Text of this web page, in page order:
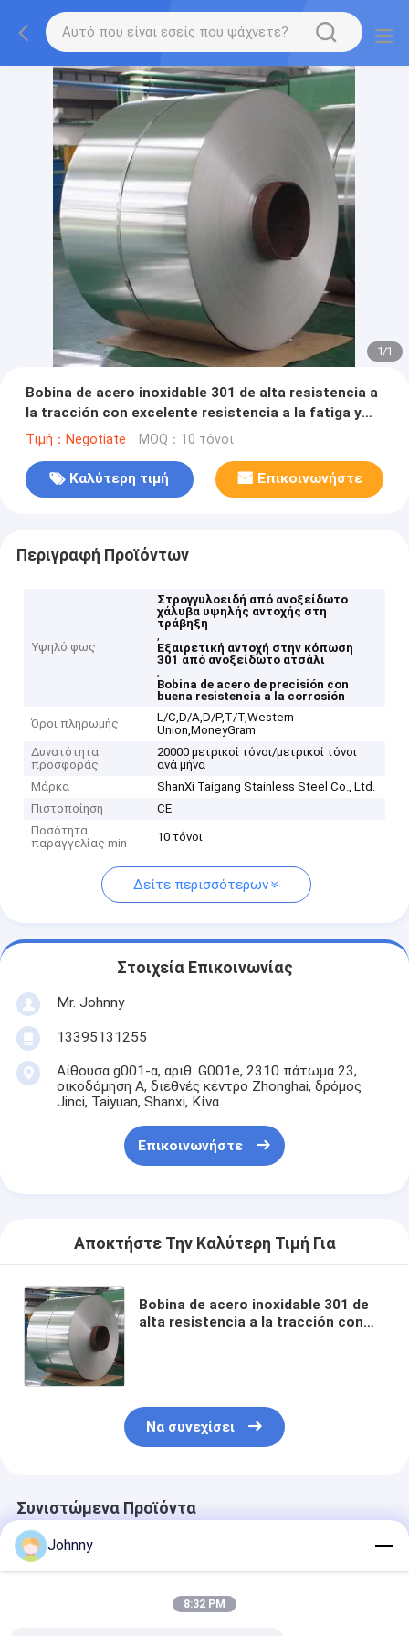
1/1
Bobina de acero inoxidable 301 de alta resistencia a
la tracción con excelente resistencia a la fatiga y
buena resistencia a la corrosión para aplicaciones
Τιμή：Negotiate MOQ：10 τόνοι
Καλύτερη τιμή Επικοινωνήστε
Περιγραφή Προϊόντων
Υψηλό φως
Στρογγυλοειδή από ανοξείδωτο
χάλυβα υψηλής αντοχής στη
τράβηξη
,
Εξαιρετική αντοχή στην κόπωση
301 από ανοξείδωτο ατσάλι
,
Bobina de acero de precisión con
buena resistencia a la corrosión
Όροι πληρωμής
L/C,D/A,D/P,T/T,Western
Union,MoneyGram
Δυνατότητα
προσφοράς
20000 μετρικοί τόνοι/μετρικοί τόνοι
ανά μήνα
Μάρκα
ShanXi Taigang Stainless Steel Co., Ltd.
Πιστοποίηση
CE
Ποσότητα
παραγγελίας min
10 τόνοι
Δείτε περισσότερων
Στοιχεία Επικοινωνίας
Mr. Johnny
13395131255
Αίθουσα g001-α, αριθ. G001e, 2310 πάτωμα 23,
οικοδόμηση Α, διεθνές κέντρο Zhonghai, δρόμος
Jinci, Taiyuan, Shanxi, Κίνα
Επικοινωνήστε
Αποκτήστε Την Καλύτερη Τιμή Για
Bobina de acero inoxidable 301 de
alta resistencia a la tracción con
Να συνεχίσει
Συνιστώμενα Προϊόντα
Johnny
8:32 PM